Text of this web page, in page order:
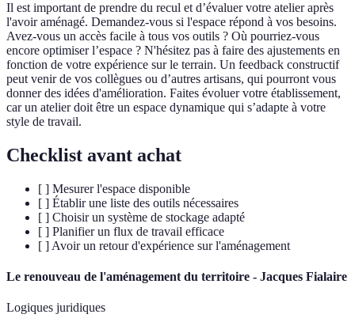
Il est important de prendre du recul et d’évaluer votre atelier après
l'avoir aménagé. Demandez-vous si l'espace répond à vos besoins.
Avez-vous un accès facile à tous vos outils ? Où pourriez-vous
encore optimiser l’espace ? N'hésitez pas à faire des ajustements en
fonction de votre expérience sur le terrain. Un feedback constructif
peut venir de vos collègues ou d’autres artisans, qui pourront vous
donner des idées d'amélioration. Faites évoluer votre établissement,
car un atelier doit être un espace dynamique qui s’adapte à votre
style de travail.
Checklist avant achat
[ ] Mesurer l'espace disponible
[ ] Établir une liste des outils nécessaires
[ ] Choisir un système de stockage adapté
[ ] Planifier un flux de travail efficace
[ ] Avoir un retour d'expérience sur l'aménagement
Le renouveau de l'aménagement du territoire - Jacques Fialaire
Logiques juridiques